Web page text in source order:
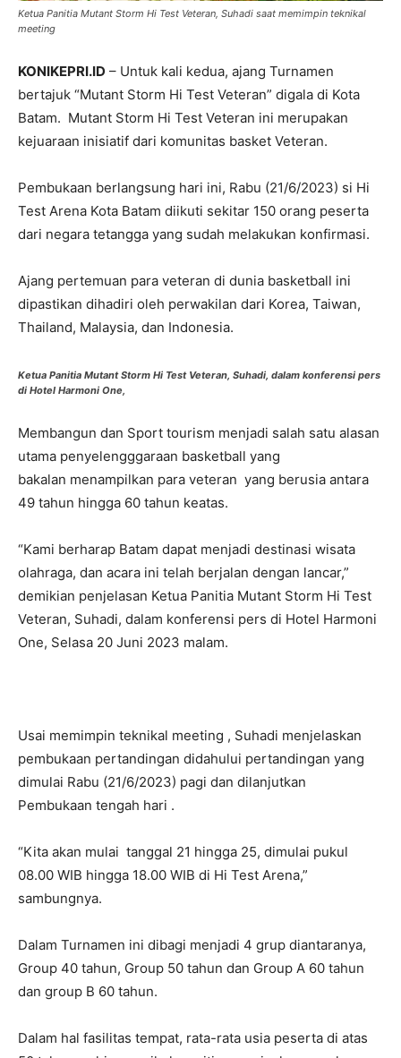
Ketua Panitia Mutant Storm Hi Test Veteran, Suhadi saat memimpin teknikal
meeting
KONIKEPRI.ID – Untuk kali kedua, ajang Turnamen
bertajuk “Mutant Storm Hi Test Veteran” digala di Kota
Batam. Mutant Storm Hi Test Veteran ini merupakan
kejuaraan inisiatif dari komunitas basket Veteran.
Pembukaan berlangsung hari ini, Rabu (21/6/2023) si Hi
Test Arena Kota Batam diikuti sekitar 150 orang peserta
dari negara tetangga yang sudah melakukan konfirmasi.
Ajang pertemuan para veteran di dunia basketball ini
dipastikan dihadiri oleh perwakilan dari Korea, Taiwan,
Thailand, Malaysia, dan Indonesia.
Ketua Panitia Mutant Storm Hi Test Veteran, Suhadi, dalam konferensi pers
di Hotel Harmoni One,
Membangun dan Sport tourism menjadi salah satu alasan
utama penyelengggaraan basketball yang
bakalan menampilkan para veteran yang berusia antara
49 tahun hingga 60 tahun keatas.
“Kami berharap Batam dapat menjadi destinasi wisata
olahraga, dan acara ini telah berjalan dengan lancar,”
demikian penjelasan Ketua Panitia Mutant Storm Hi Test
Veteran, Suhadi, dalam konferensi pers di Hotel Harmoni
One, Selasa 20 Juni 2023 malam.
Usai memimpin teknikal meeting , Suhadi menjelaskan
pembukaan pertandingan didahului pertandingan yang
dimulai Rabu (21/6/2023) pagi dan dilanjutkan
Pembukaan tengah hari .
“Kita akan mulai tanggal 21 hingga 25, dimulai pukul
08.00 WIB hingga 18.00 WIB di Hi Test Arena,”
sambungnya.
Dalam Turnamen ini dibagi menjadi 4 grup diantaranya,
Group 40 tahun, Group 50 tahun dan Group A 60 tahun
dan group B 60 tahun.
Dalam hal fasilitas tempat, rata-rata usia peserta di atas